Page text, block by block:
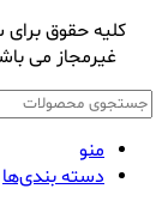
کلیه حقوق برای
غیرمجاز می
منو
دسته بندی‌ها